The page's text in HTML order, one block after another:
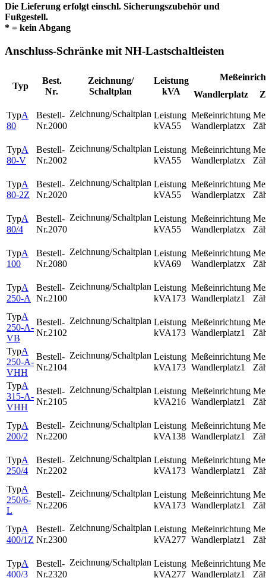
Die Lieferung erfolgt einschl. Sicherungszubehör und
Fußgestell.
* = kein Abgang
Anschluss-Schränke mit NH-Lastschaltleisten
Typ
Best.
Nr.
Zeichnung/
Schaltplan
Leistung
kVA
Wandlerplatz
A
80
2000 55 x
A
80-V
2002 55 x
A
80-2Z
2020 55 x
A
80/4
2070 55 x
A
100
2080 69 x
A
250-A
2100 173
1
A
250-A-
VB
2102 173
1
A
250-A-
VHH
2104 173
1
A
315-A-
VHH
2105 216 1
A
200/2
2200 138 1
A
250/4
2202 173
1
A
250/6-
L
2206 173 1
A
400/1Z
2300 277 1
A
400/3
2320 277 1